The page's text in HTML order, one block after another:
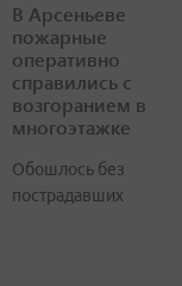
В Арсеньеве
пожарные
оперативно
справились с
возгоранием в
многоэтажке
Обошлось без
пострадавших